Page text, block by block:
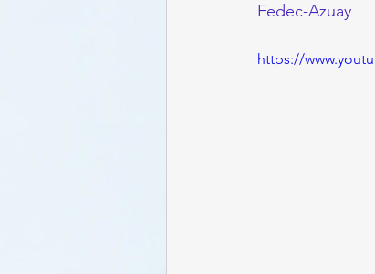
Fedec-Azuay
https://